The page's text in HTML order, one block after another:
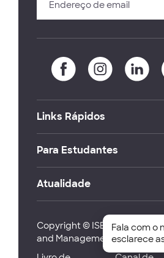
Links Rápidos
Para Estudantes
Atualidade
Copyright © ISEG Lisbon
and Management 2026
Fala com o
esclarece